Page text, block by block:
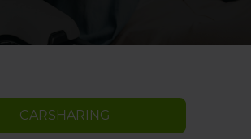
CARSHARING